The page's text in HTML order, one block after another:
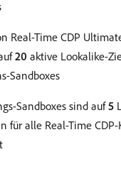
Real-Time CDP
20 aktive Lookalike-
Sandboxes
Sandboxes sind auf5
für alle Real-Time